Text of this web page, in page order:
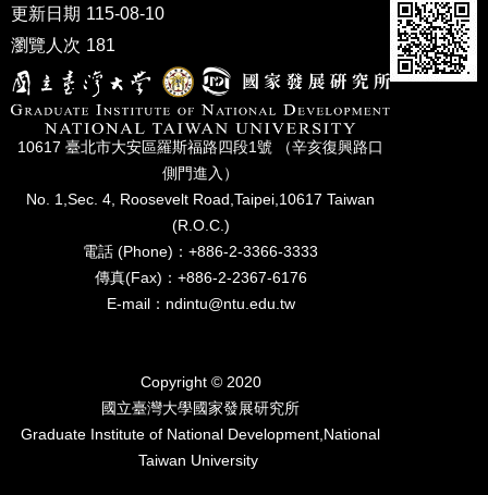
家
發
研
究
刊
口
更新日期 115-08-10
瀏覽人次 181
10617 臺北市⼤安區羅斯福路四段1號 （辛亥復興路⼝
側⾨進入）
No. 1,Sec. 4, Roosevelt Road,Taipei,10617 Taiwan
(R.O.C.)
電話 (Phone)：+886-2-3366-3333
傳真(Fax)：+886-2-2367-6176
E-mail：ndintu@ntu.edu.tw
Copyright © 2020
國立臺灣⼤學國家發展研究所
Graduate Institute of National Development,National
Taiwan University